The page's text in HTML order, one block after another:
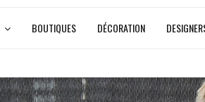
BOUTIQUES DÉCORATION